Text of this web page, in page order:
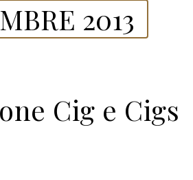
2013
Cig e Cigs